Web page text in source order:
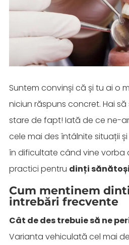
Suntem convinși că și tu ai o
niciun răspuns concret. Hai
stare de fapt! Iată de ce ne-
cele mai des întâlnite situații
în dificultate când vine vorba
practici pentru dinți
Cum mentinem
intrebări frecvente
Cât de des trebuie să ne
Varianta vehiculată cel mai